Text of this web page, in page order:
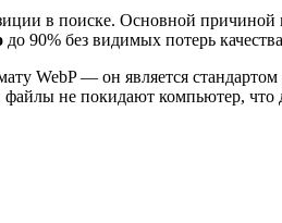
в поиске. Основной
до 90% без видимых потерь
WebP — он является
не покидают компьютер, что